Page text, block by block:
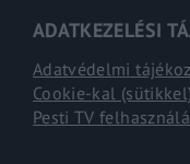
ADATKEZELÉSI
Adatvédelmi
Cookie-kal
Pesti TV